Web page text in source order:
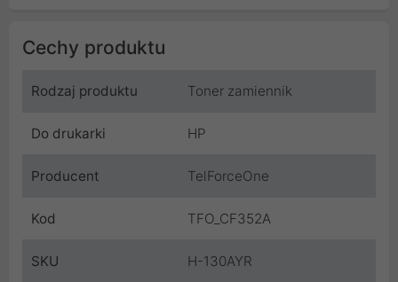
Cechy produktu
Rodzaj produktu Toner zamiennik
Do drukarki HP
Producent TelForceOne
Kod TFO_CF352A
SKU H-130AYR